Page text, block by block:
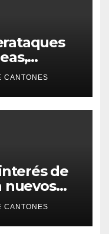
de viaje
CANTONES
de
nuevos
CANTONES